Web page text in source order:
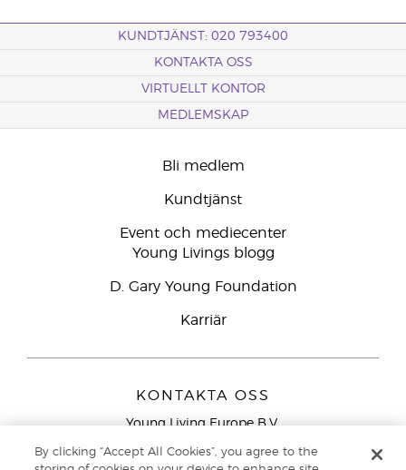
KUNDTJÄNST: 020 793400
KONTAKTA OSS
VIRTUELLT KONTOR
MEDLEMSKAP
Bli medlem
Kundtjänst
Event och mediecenter
Young Livings blogg
D. Gary Young Foundation
Karriär
KONTAKTA OSS
Young Living Europe B.V.
9727 AJ Groningen
By clicking “Accept All Cookies”, you agree to the